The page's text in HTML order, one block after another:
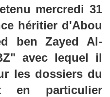
mercredi 31
héritier d'Abou
ben Zayed Al-
avec lequel il
les dossiers du
en particulier